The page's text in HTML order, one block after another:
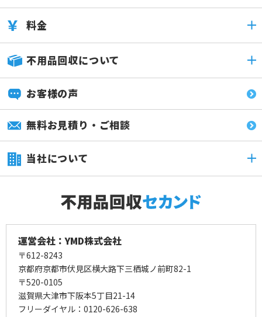
料金
不用品回収について
お客様の声
無料お見積り・ご相談
当社について
運営会社：YMD株式会社
〒612-8243
京都府京都市伏見区横大路下三栖城ノ前町82-1
〒520-0105
滋賀県大津市下阪本5丁目21-14
フリーダイヤル：0120-626-638